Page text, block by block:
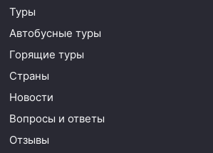
Туры
Автобусные туры
Горящие туры
Страны
Новости
Вопросы и ответы
Отзывы